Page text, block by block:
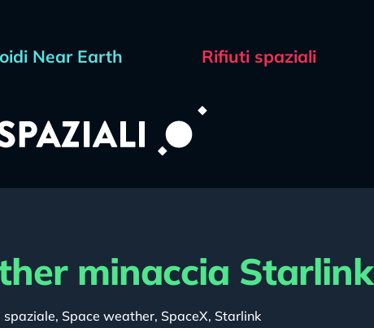
Near Earth Rifiuti spaziali
minaccia Starlink
spaziale, Space weather, SpaceX, Starlink